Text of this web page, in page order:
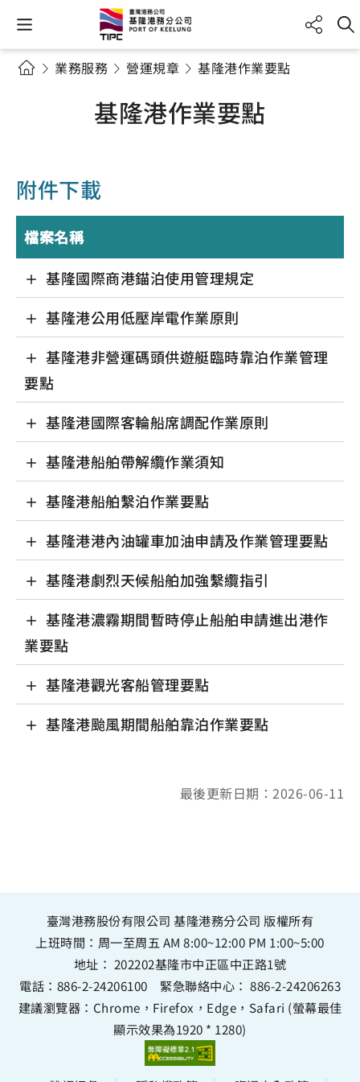
業務服務 營運規章 基隆港作業要點
基隆港作業要點
附件下載
檔案名稱
基隆國際商港錨泊使用管理規定
基隆港公用低壓岸電作業原則
基隆港非營運碼頭供遊艇臨時靠泊作業管理
要點
基隆港國際客輪船席調配作業原則
基隆港船舶帶解纜作業須知
基隆港船舶繫泊作業要點
基隆港港內油罐車加油申請及作業管理要點
基隆港劇烈天候船舶加強繫纜指引
基隆港濃霧期間暫時停止船舶申請進出港作
業要點
基隆港觀光客船管理要點
基隆港颱風期間船舶靠泊作業要點
最後更新日期：2026-06-11
臺灣港務股份有限公司 基隆港務分公司 版權所有
上班時間：周一至周五 AM 8:00~12:00 PM 1:00~5:00
地址： 202202基隆市中正區中正路1號
電話： 886-2-24206100 緊急聯絡中心： 886-2-24206263
建議瀏覽器：Chrome，Firefox，Edge，Safari (螢幕最佳
顯示效果為1920 * 1280)